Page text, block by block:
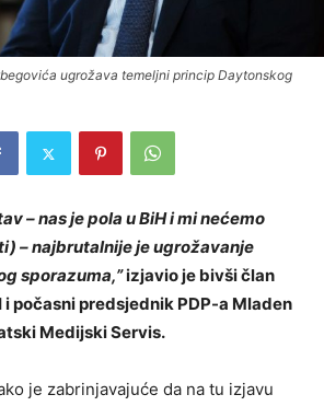
ugrožava temeljni princip Daytonskog
– nas je pola u BiH i mi nećemo
– najbrutalnije je ugrožavanje
sporazuma,”izjavio je bivši član
počasni predsjednik PDP-a Mladen
Medijski Servis.
je zabrinjavajuće da na tu izjavu